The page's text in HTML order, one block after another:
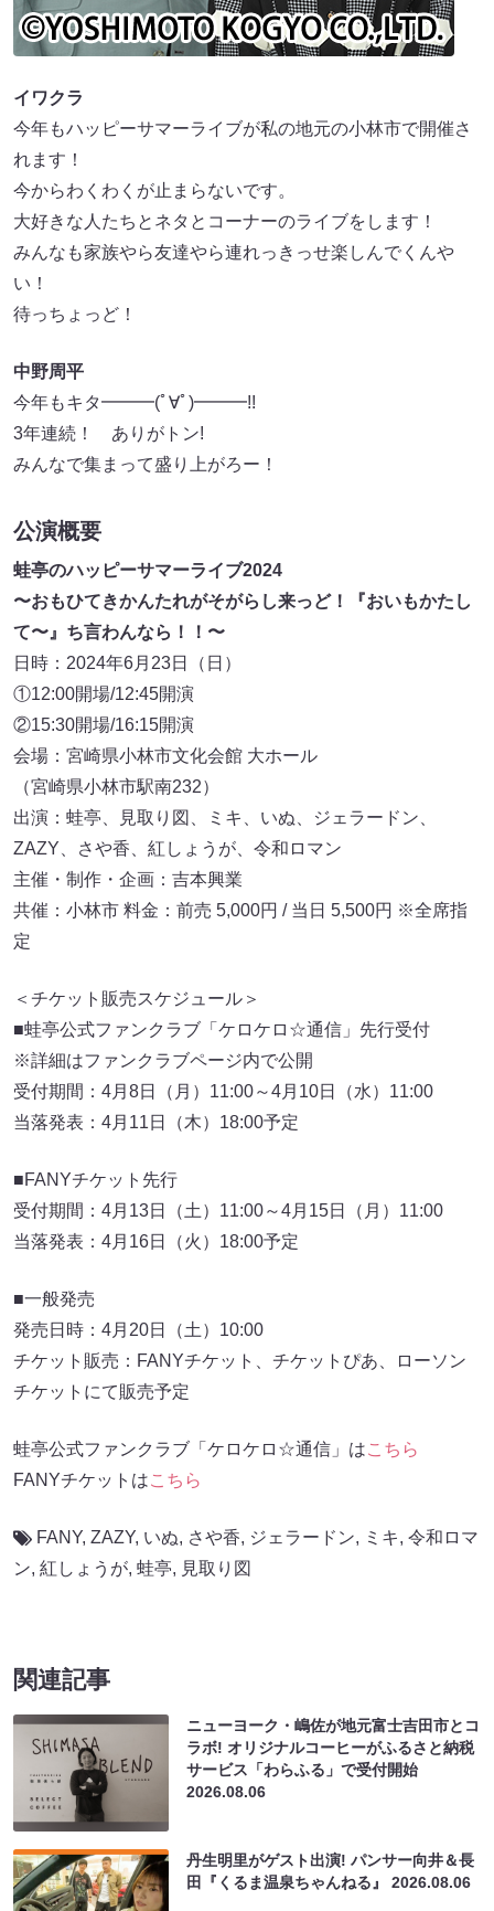
イワクラ
今年もハッピーサマーライブが私の地元の小林市で開催さ
れます！
今からわくわくが止まらないです。
大好きな人たちとネタとコーナーのライブをします！
みんなも家族やら友達やら連れっきっせ楽しんでくんや
い！
待っちょっど！
中野周平
今年もキタ━━━(ﾟ∀ﾟ)━━━!!
3年連続！ ありがトン!
みんなで集まって盛り上がろー！
公演概要
蛙亭のハッピーサマーライブ2024
〜おもひてきかんたれがそがらし来っど！『おいもかたし
て〜』ち言わんなら！！〜
日時：2024年6月23日（日）
①12:00開場/12:45開演
②15:30開場/16:15開演
会場：宮崎県小林市文化会館 大ホール
（宮崎県小林市駅南232）
出演：蛙亭、見取り図、ミキ、いぬ、ジェラードン、
ZAZY、さや香、紅しょうが、令和ロマン
主催・制作・企画：吉本興業
共催：小林市 料金：前売 5,000円 / 当日 5,500円 ※全席指
定
＜チケット販売スケジュール＞
■蛙亭公式ファンクラブ「ケロケロ☆通信」先行受付
※詳細はファンクラブページ内で公開
受付期間：4月8日（月）11:00～4月10日（水）11:00
当落発表：4月11日（木）18:00予定
■FANYチケット先行
受付期間：4月13日（土）11:00～4月15日（月）11:00
当落発表：4月16日（火）18:00予定
■一般発売
発売日時：4月20日（土）10:00
チケット販売：FANYチケット、チケットぴあ、ローソン
チケットにて販売予定
蛙亭公式ファンクラブ「ケロケロ☆通信」はこちら
FANYチケットはこちら
FANY, ZAZY, いぬ, さや香, ジェラードン, ミキ, 令和ロマ
ン, 紅しょうが, 蛙亭, 見取り図
関連記事
ニューヨーク・嶋佐が地元富士吉田市とコ
ラボ! オリジナルコーヒーがふるさと納税
サービス「わらふる」で受付開始
2026.08.06
丹生明里がゲスト出演! パンサー向井＆長
田『くるま温泉ちゃんねる』2026.08.06